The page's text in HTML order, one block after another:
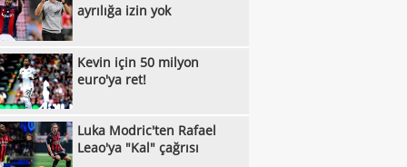
Galatasaray'ın Batrakov transferinde
krizi!
Galatasaray, Chemsdine Talbi'yi takibe
Kerem Aktürkoğlu için dikkat çeken
G.Saray'da transfer sessizliği: 6 yılın en
rakamıTrabzonspor'un Salah karşılamasını
ayrılığa izin yok
Kevin için 50 milyon
euro'ya ret!
Luka Modric'ten Rafael
Leao'ya "Kal" çağrısı